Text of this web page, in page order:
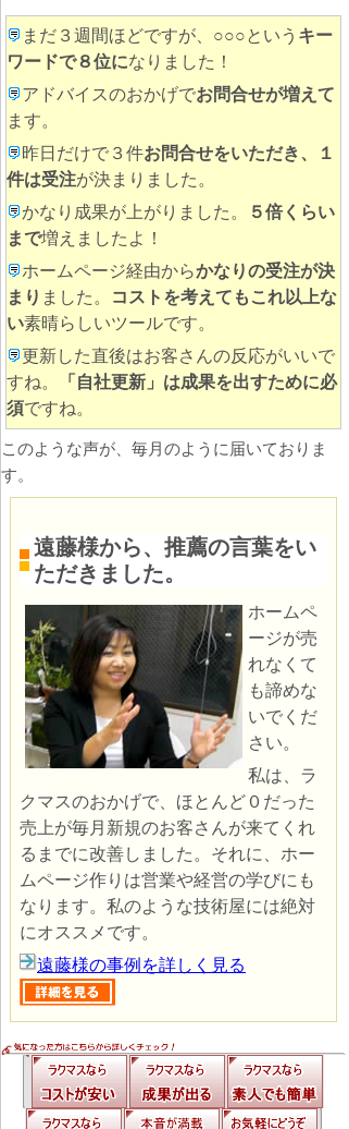
まだ３週間ほどですが、○○○という キー
ワードで８位になりました！
アドバイスのおかげでお問合せが増えて
ます。
昨日だけで３件お問合せをいただき、１
件は受注が決まりました。
かなり成果が上がりました。
５倍くらい
まで増えましたよ！
ホームページ経由からかなりの受注が決
まり ました。
コストを考えてもこれ以上な
い素晴らしいツールです。
更新した直後はお客さんの反応がいいで
すね。
「自社更新」は成果を出すために必
須ですね。
このような声が、毎月のように届いておりま
す。
遠藤様から、推薦の言葉をい
ただきました。
ホームペ
ージが売
れなくて
も諦めな
いでくだ
さい。
私は、ラ
クマスのおかげで、ほとんど０だった
売上が毎月新規のお客さんが来てくれ
るまでに改善しました。それに、 ホー
ムページ作りは営業や経営の学びにも
なります。私のような技術屋には絶対
にオススメです。
遠藤様の事例を詳しく見る